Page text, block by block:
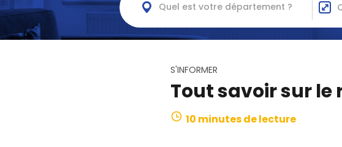
Quel est votre département ?
S'INFORMER
Tout savoir sur le
10 minutes de lecture